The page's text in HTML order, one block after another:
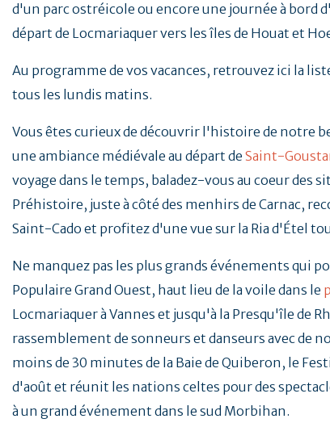
d'un parc ostréicole ou encore une journée à bord
départ de Locmariaquer vers les îles de Houat et
Au programme de vos vacances, retrouvez ici la
tous les lundis matins.
Vous êtes curieux de découvrir l'histoire de notre
une ambiance médiévale au départ de Saint-
voyage dans le temps, baladez-vous au coeur des
Préhistoire, juste à côté des menhirs de Carnac,
Saint-Cado et profitez d'une vue sur la Ria d'Étel
Ne manquez pas les plus grands événements qui
Populaire Grand Ouest, haut lieu de la voile dans le
Locmariaquer à Vannes et jusqu'à la Presqu'île de
rassemblement de sonneurs et danseurs avec de
moins de 30 minutes de la Baie de Quiberon, le
d'août et réunit les nations celtes pour des
à un grand événement dans le sud Morbihan.